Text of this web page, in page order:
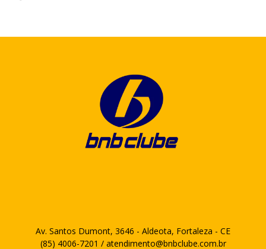
Av. Santos Dumont, 3646 - Aldeota, Fortaleza - CE
(85) 4006-7201 / atendimento@bnbclube.com.br